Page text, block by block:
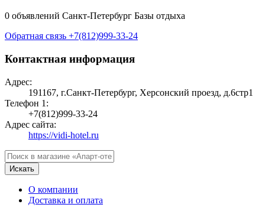
0 объявлений Санкт-Петербург Базы отдыха
Обратная связь +7(812)999-33-24
Контактная информация
Адрес:
191167, г.Санкт-Петербург, Херсонский проезд, д.6стр1
Телефон 1:
+7(812)999-33-24
Адрес сайта:
https://vidi-hotel.ru
Искать
О компании
Доставка и оплата